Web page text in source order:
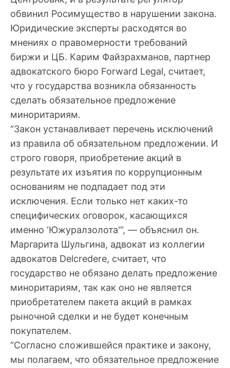
обвинил Росимущество в нарушении закона.
Юридические эксперты расходятся во
мнениях о правомерности требований
биржи и ЦБ. Карим Файзрахманов, партнер
адвокатского бюро Forward Legal, считает,
что у государства возникла обязанность
сделать обязательное предложение
миноритариям.
“Закон устанавливает перечень исключений
из правила об обязательном предложении. И
строго говоря, приобретение акций в
результате их изъятия по коррупционным
основаниям не подпадает под эти
исключения. Если только нет каких-то
специфических оговорок, касающихся
именно ‘Южуралзолота'”, — объяснил он.
Маргарита Шульгина, адвокат из коллегии
адвокатов Delcredere, считает, что
государство не обязано делать предложение
миноритариям, так как оно не является
приобретателем пакета акций в рамках
рыночной сделки и не будет конечным
покупателем.
“Согласно сложившейся практике и закону,
мы полагаем, что обязательное предложение